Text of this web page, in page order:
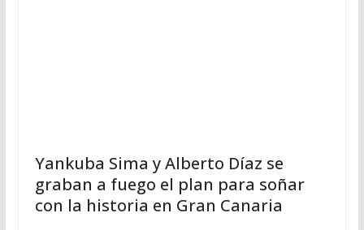
Yankuba Sima y Alberto Díaz se
graban a fuego el plan para soñar
con la historia en Gran Canaria